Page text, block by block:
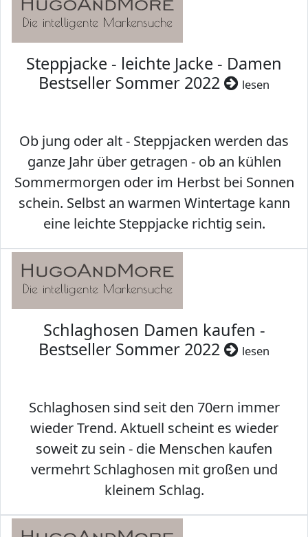
Steppjacke - leichte Jacke - Damen
Bestseller Sommer 2022
lesen
Ob jung oder alt - Steppjacken werden das
ganze Jahr über getragen - ob an kühlen
Sommermorgen oder im Herbst bei Sonnen
schein. Selbst an warmen Wintertage kann
eine leichte Steppjacke richtig sein.
Schlaghosen Damen kaufen -
Bestseller Sommer 2022
lesen
Schlaghosen sind seit den 70ern immer
wieder Trend. Aktuell scheint es wieder
soweit zu sein - die Menschen kaufen
vermehrt Schlaghosen mit großen und
kleinem Schlag.